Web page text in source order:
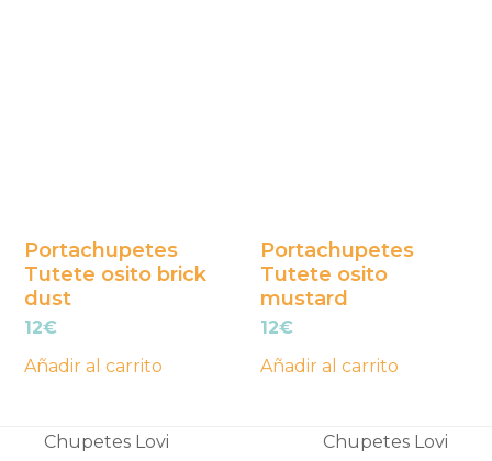
Portachupetes
Tutete osito brick
dust
12€
Añadir al carrito
Portachupetes
Tutete osito
mustard
12€
Añadir al carrito
Chupetes Lovi
Chupetes Lovi